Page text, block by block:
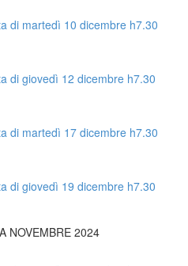
di martedì 10 dicembre h7.30
di giovedì 12 dicembre h7.30
di martedì 17 dicembre h7.30
di giovedì 19 dicembre h7.30
NOVEMBRE 2024